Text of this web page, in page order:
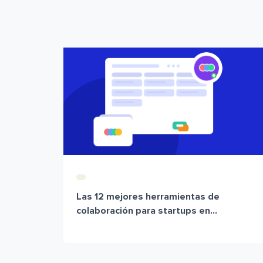
Las 12 mejores herramientas de
colaboración para startups en...